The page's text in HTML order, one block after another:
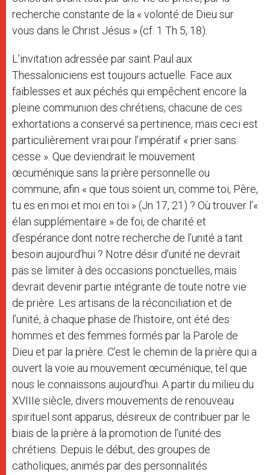
recherche constante de la « volonté de Dieu sur
vous dans le Christ Jésus » (cf. 1 Th 5, 18).
L’invitation adressée par saint Paul aux
Thessaloniciens est toujours actuelle. Face aux
faiblesses et aux péchés qui empêchent encore la
pleine communion des chrétiens, chacune de ces
exhortations a conservé sa pertinence, mais ceci est
particulièrement vrai pour l’impératif « prier sans
cesse ». Que deviendrait le mouvement
œcuménique sans la prière personnelle ou
commune, afin « que tous soient un, comme toi, Père,
tu es en moi et moi en toi » (Jn 17, 21) ? Où trouver l’«
élan supplémentaire » de foi, de charité et
d’espérance dont notre recherche de l’unité a tant
besoin aujourd’hui ? Notre désir d’unité ne devrait
pas se limiter à des occasions ponctuelles, mais
devrait devenir partie intégrante de toute notre vie
de prière. Les artisans de la réconciliation et de
l’unité, à chaque phase de l’histoire, ont été des
hommes et des femmes formés par la Parole de
Dieu et par la prière. C’est le chemin de la prière qui a
ouvert la voie au mouvement œcuménique, tel que
nous le connaissons aujourd’hui. A partir du milieu du
XVIIIe siècle, divers mouvements de renouveau
spirituel sont apparus, désireux de contribuer par le
biais de la prière à la promotion de l’unité des
chrétiens. Depuis le début, des groupes de
catholiques, animés par des personnalités